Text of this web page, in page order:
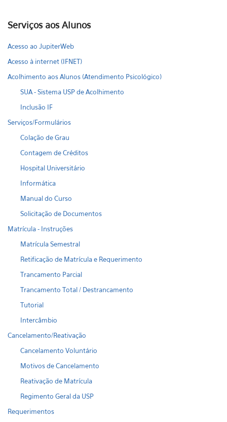
Serviços aos Alunos
Acesso ao JupiterWeb
Acesso à internet (IFNET)
Acolhimento aos Alunos (Atendimento Psicológico)
SUA - Sistema USP de Acolhimento
Inclusão IF
Serviços/Formulários
Colação de Grau
Contagem de Créditos
Hospital Universitário
Informática
Manual do Curso
Solicitação de Documentos
Matrícula - Instruções
Matrícula Semestral
Retificação de Matrícula e Requerimento
Trancamento Parcial
Trancamento Total / Destrancamento
Tutorial
Intercâmbio
Cancelamento/Reativação
Cancelamento Voluntário
Motivos de Cancelamento
Reativação de Matrícula
Regimento Geral da USP
Requerimentos